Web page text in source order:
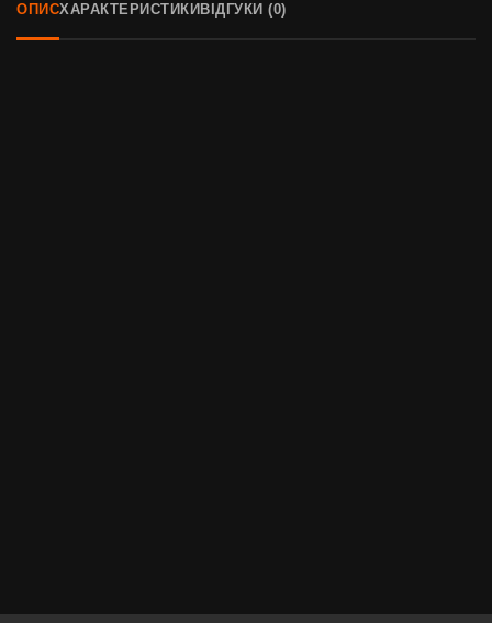
ОПИСХАРАКТЕРИСТИКИ ВІДГУКИ (0)